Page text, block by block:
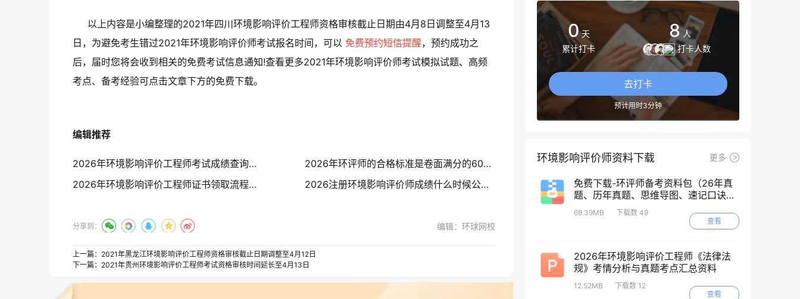
以上内容是小编整理的2021年四川环境影响评价工程师资格审核截止日期由4月8日调整至4月13
日，为避免考生错过2021年环境影响评价师考试报名时间，可以 免费预约短信提醒，预约成功之
后，届时您将会收到相关的免费考试信息通知!查看更多2021年环境影响评价师考试模拟试题、高频
考点、备考经验可点击文章下方的免费下载。
编辑推荐
2026年环境影响评价工程师考试成绩查询入口与成绩复核注意事项
2026年环评师的合格标准是卷面满分的60%，四科分数线一览
2026年环境影响评价工程师证书领取流程与注意事项
2026注册环境影响评价师成绩什么时候公布?查询攻略
分享到： 编辑：环球网校
上一篇： 2021年黑龙江环境影响评价工程师资格审核截止日期调整至4月12日
下一篇： 2021年贵州环境影响评价工程师考试资格审核时间延长至4月13日
0 天
累计打卡
8 人
打卡人数
去打卡
预计用时3分钟
环境影响评价师资料下载 更多
免费下载-环评师备考资料包（26年真
题、历年真题、思维导图、速记口诀
等）
69.39MB
下载数 49
查看
2026年环境影响评价工程师《法律法
规》考情分析与真题考点汇总资料
12.52MB
下载数 12
查看